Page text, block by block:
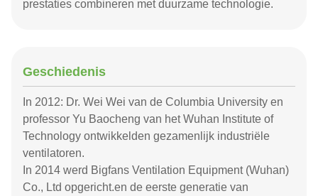
prestaties combineren met duurzame technologie.
Geschiedenis
In 2012: Dr. Wei Wei van de Columbia University en
professor Yu Baocheng van het Wuhan Institute of
Technology ontwikkelden gezamenlijk industriële
ventilatoren.
In 2014 werd Bigfans Ventilation Equipment (Wuhan)
Co., Ltd opgericht.en de eerste generatie van